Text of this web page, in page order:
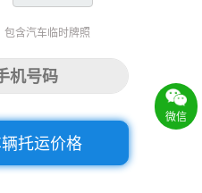
含汽车临时牌照
托运价格
微信